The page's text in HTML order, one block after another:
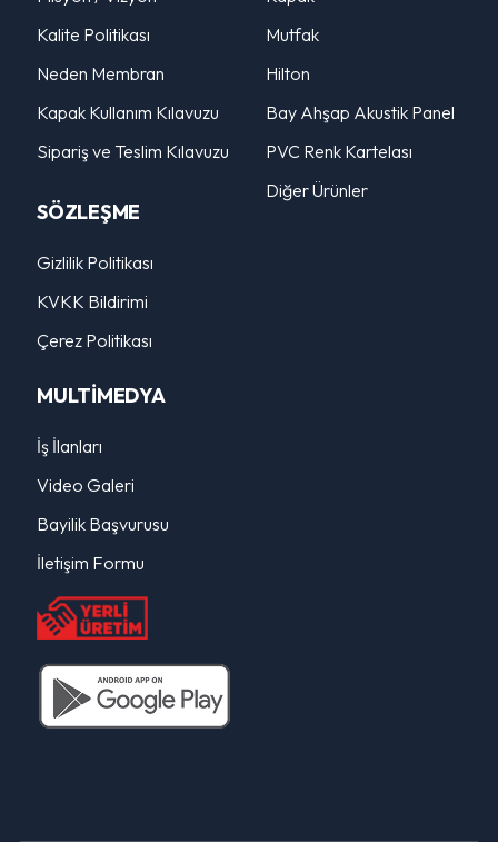
Kalite Politikası
Neden Membran
Kapak Kullanım Kılavuzu
Sipariş ve Teslim Kılavuzu
SÖZLEŞME
Gizlilik Politikası
KVKK Bildirimi
Çerez Politikası
Mutfak
Hilton
Bay Ahşap Akustik Panel
PVC Renk Kartelası
Diğer Ürünler
MULTİMEDYA
İş İlanları
Video Galeri
Bayilik Başvurusu
İletişim Formu